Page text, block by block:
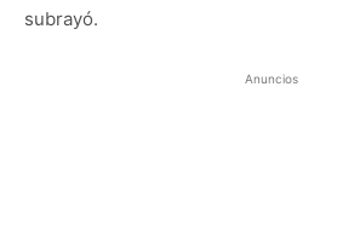
subrayó.
Anuncios